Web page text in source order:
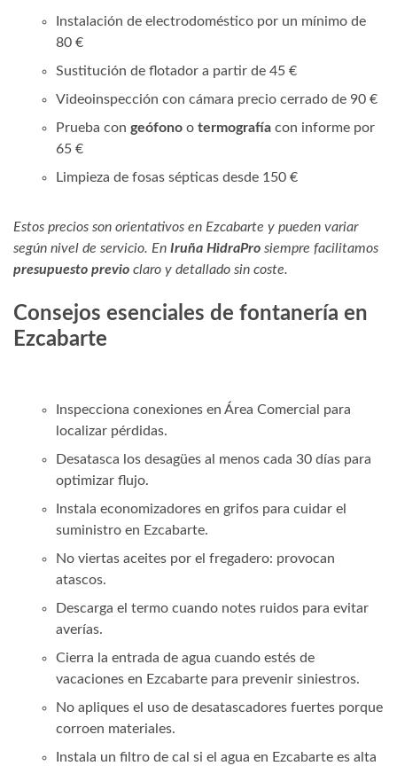
Instalación de electrodoméstico por un mínimo de
80 €
Sustitución de flotador a partir de 45 €
Videoinspección con cámara precio cerrado de 90 €
Prueba con geófono o termografía con informe por
65 €
Limpieza de fosas sépticas desde 150 €
Estos precios son orientativos en Ezcabarte y pueden variar
según nivel de servicio. En Iruña HidraPro siempre facilitamos
presupuesto previo claro y detallado sin coste.
Consejos esenciales de fontanería en
Ezcabarte
Inspecciona conexiones en Área Comercial para
localizar pérdidas.
Desatasca los desagües al menos cada 30 días para
optimizar flujo.
Instala economizadores en grifos para cuidar el
suministro en Ezcabarte.
No viertas aceites por el fregadero: provocan
atascos.
Descarga el termo cuando notes ruidos para evitar
averías.
Cierra la entrada de agua cuando estés de
vacaciones en Ezcabarte para prevenir siniestros.
No apliques el uso de desatascadores fuertes porque
corroen materiales.
Instala un filtro de cal si el agua en Ezcabarte es alta